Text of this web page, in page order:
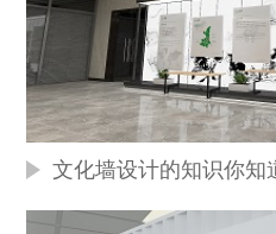
文化墙设计的知识你知